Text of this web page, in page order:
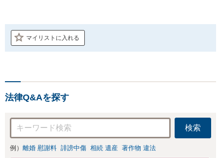
マイリストに入れる
法律Q&Aを探す
検索
例） 離婚 慰謝料 誹謗中傷 相続 遺産 著作物 違法